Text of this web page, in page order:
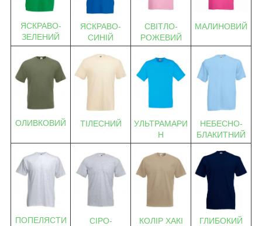
ЯСКРАВО-
ЗЕЛЕНИЙ
ЯСКРАВО-
СИНІЙ
СВІТЛО-
РОЖЕВИЙ
МАЛИНОВИЙ
ОЛИВКОВИЙ ТІЛЕСНИЙ
УЛЬТРАМАРИ
Н
НЕБЕСНО-
БЛАКИТНИЙ
ПОПЕЛЯСТИ
СІРО-
КОЛІР ХАКІ
ГЛИБОКИЙ